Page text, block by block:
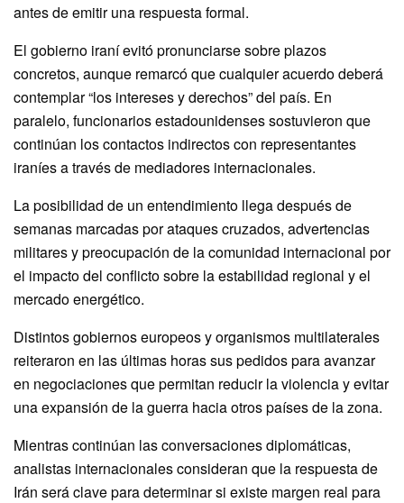
antes de emitir una respuesta formal.
El gobierno iraní evitó pronunciarse sobre plazos
concretos, aunque remarcó que cualquier acuerdo deberá
contemplar “los intereses y derechos” del país. En
paralelo, funcionarios estadounidenses sostuvieron que
continúan los contactos indirectos con representantes
iraníes a través de mediadores internacionales.
La posibilidad de un entendimiento llega después de
semanas marcadas por ataques cruzados, advertencias
militares y preocupación de la comunidad internacional por
el impacto del conflicto sobre la estabilidad regional y el
mercado energético.
Distintos gobiernos europeos y organismos multilaterales
reiteraron en las últimas horas sus pedidos para avanzar
en negociaciones que permitan reducir la violencia y evitar
una expansión de la guerra hacia otros países de la zona.
Mientras continúan las conversaciones diplomáticas,
analistas internacionales consideran que la respuesta de
Irán será clave para determinar si existe margen real para